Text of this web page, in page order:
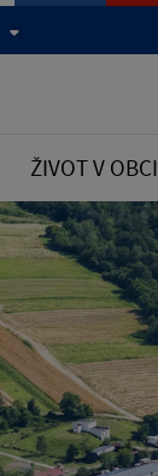
ŽIVOT V OBCI